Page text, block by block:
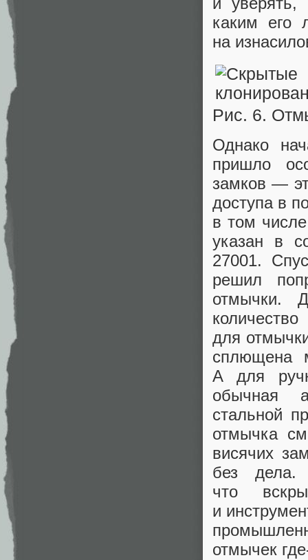
каким его
на
Рис. 6.
Однако
пришло
замков —
доступа в
в том
указан в
27001.
решил
отмычки.
для
сплющена
А для
обычная
стальной
отмычка
висячих
без дела.
что
и
отмычек